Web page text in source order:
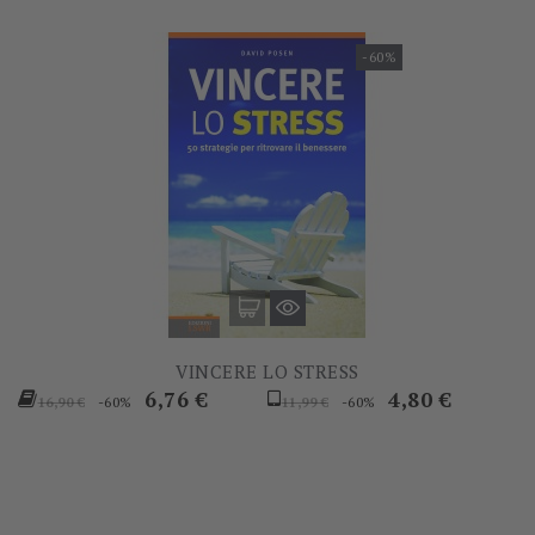
-60%
VINCERE LO STRESS
Prezzo
16,90 € -60% Prezzo
6,76 €
Prezzo
11,99 € -60% Prezzo
4,80 €